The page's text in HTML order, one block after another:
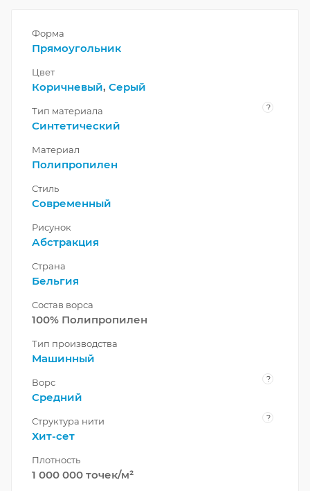
Форма
Прямоугольник
Цвет
Коричневый, Серый
Тип материала ?
Синтетический
Материал
Полипропилен
Стиль
Современный
Рисунок
Абстракция
Страна
Бельгия
Состав ворса
100% Полипропилен
Тип производства
Машинный
Ворс ?
Средний
Структура нити ?
Хит-сет
Плотность
1 000 000 точек/м²